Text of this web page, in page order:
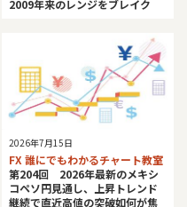
2009年来のレンジをブレイク
2026年7月15日
FX 誰にでもわかるチャート教室
第204回 2026年最新のメキシ
コペソ円見通し、上昇トレンド
継続で直近高値の突破如何が焦